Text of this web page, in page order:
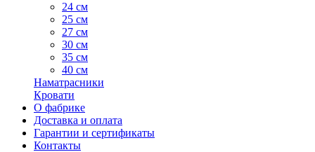
24 см
25 см
27 см
30 см
35 см
40 см
Наматрасники
Кровати
О фабрике
Доставка и оплата
Гарантии и сертификаты
Контакты